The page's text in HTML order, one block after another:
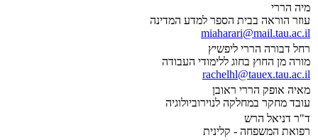
מיה הררי
עוזר הוראה בבית הספר למדע המדינה
miaharari@mail.tau.ac.il
רחל דבורה הררי ליפשיץ
מורה מן החוץ בחוג ללימודי העבודה
rachelhl@tauex.tau.ac.il
מאיה אופק הררי ראובן
עובד מחקר במחלקה לנוירוביולוגיה
ד"ר דניאל הרש
רפואת המשפחה - קלינית